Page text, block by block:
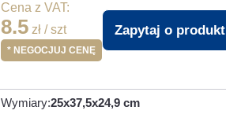
Cena z VAT:
8.5 zł / szt
* NEGOCJUJ CENĘ
Zapytaj o produkt
Wymiary:25x37,5x24,9 cm